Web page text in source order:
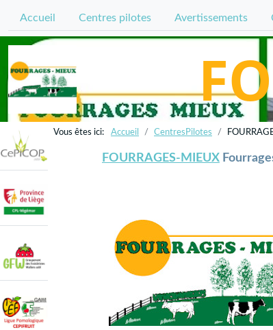
Accueil Centres pilotes Avertissements
Accueil CentresPilotes
FOURRAGES-MIEUX